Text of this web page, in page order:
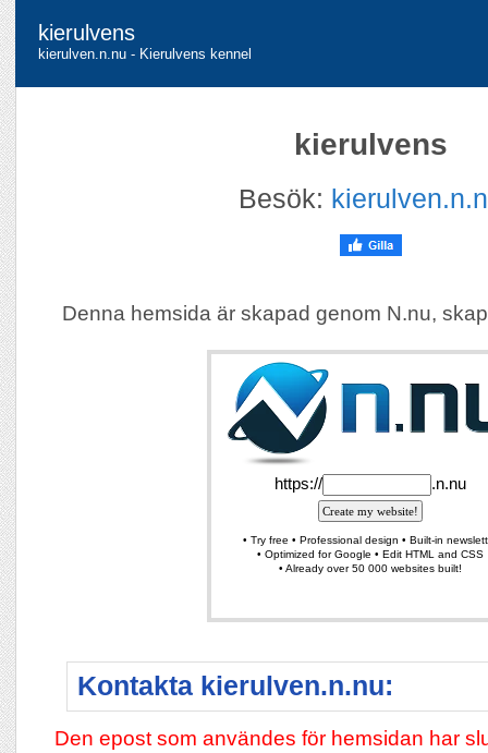
kierulvens
kierulven.n.nu - Kierulvens kennel
kierulvens
Besök:
Denna hemsida är skapad genom N.nu,
Kontakta kierulven.n.nu:
Den epost som användes för hemsidan har